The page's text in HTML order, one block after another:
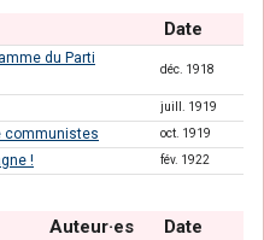
Date
du Parti
déc. 1918
juill. 1919
communistes oct. 1919
! fév. 1922
Auteur·es Date